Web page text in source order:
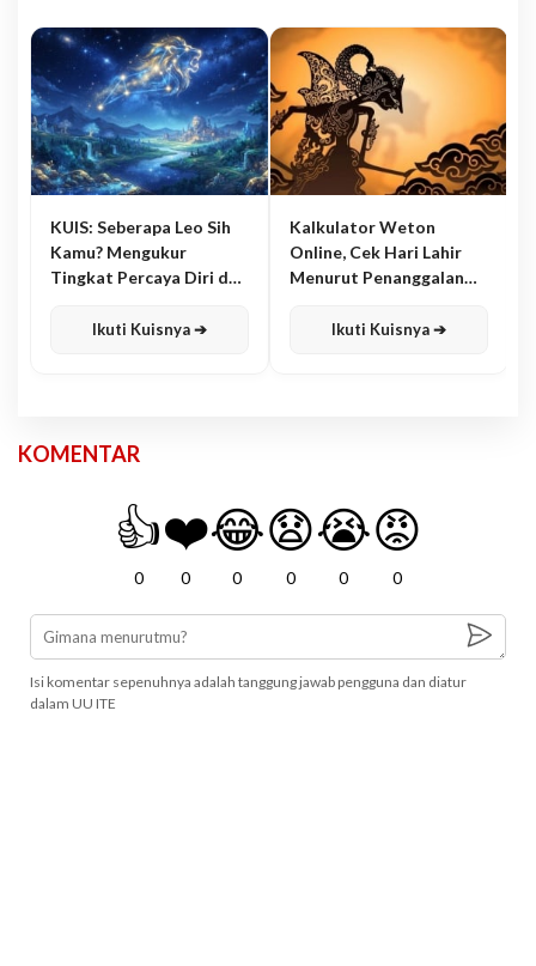
KUIS: Seberapa Leo Sih
Kamu? Mengukur
Tingkat Percaya Diri dan
Ikuti Kuisnya ➔
Kalkulator Weton
Online, Cek Hari Lahir
Menurut Penanggalan
Ikuti Kuisnya ➔
KOMENTAR
👍
0
❤️
0
😂
0
😧
0
😭
0
😡
0
Isi komentar sepenuhnya adalah tanggung jawab pengguna dan diatur
dalam UU ITE